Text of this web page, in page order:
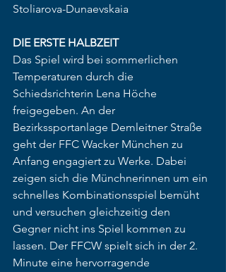
Stoliarova-Dunaevskaia
DIE ERSTE HALBZEIT
Das Spiel wird bei sommerlichen
Temperaturen durch die
Schiedsrichterin Lena Höche
freigegeben. An der
Bezirkssportanlage Demleitner Straße
geht der FFC Wacker München zu
Anfang engagiert zu Werke. Dabei
zeigen sich die Münchnerinnen um ein
schnelles Kombinationsspiel bemüht
und versuchen gleichzeitig den
Gegner nicht ins Spiel kommen zu
lassen. Der FFCW spielt sich in der 2.
Minute eine hervorragende